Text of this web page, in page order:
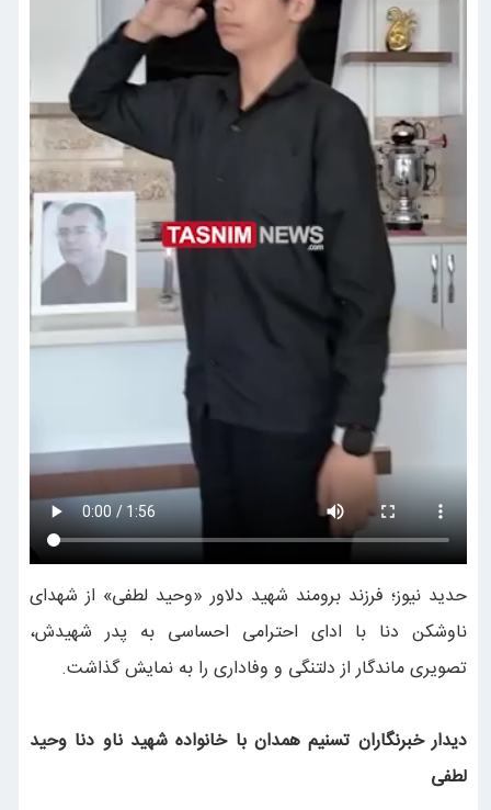
حدید نیوز؛ فرزند برومند شهید دلاور «وحید لطفی» از شهدای
ناوشکن دنا با ادای احترامی احساسی به پدر شهیدش،
تصویری ماندگار از دلتنگی و وفاداری را به نمایش گذاشت.
دیدار خبرنگاران تسنیم همدان با خانواده شهید ناو دنا وحید
لطفی